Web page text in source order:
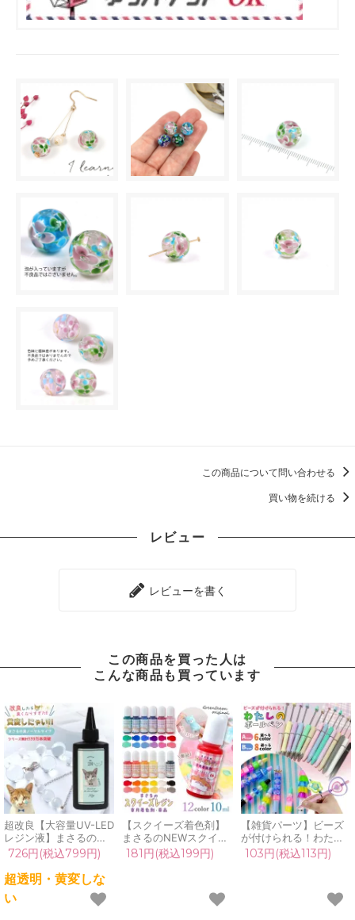
この商品について問い合わせる
買い物を続ける
レビュー
レビューを書く
この商品を買った人は
こんな商品も買っています
超改良【大容量UV-LED
レジン液】まさるの涙
ver.03 超透明 70g 初心
者 作家 コーティング
ハード 黄変しない 高品
質 クリア 猫 UVレジン
液 安い おすすめ
726円(税込799円)
超透明・黄変しな
い
【スクイーズ着色剤】
まさるのNEWスクイー
ズレジン専用着色剤 単
品 スクイーズ用 高発色
GreenOceanオリジナ
181円(税込199円)
【雑貨パーツ】ビーズ
が付けられる！わたし
のボールペン カスタム
ボールペン ビーズボー
部活 UVレジン 手芸 ク
103円(税込113円)